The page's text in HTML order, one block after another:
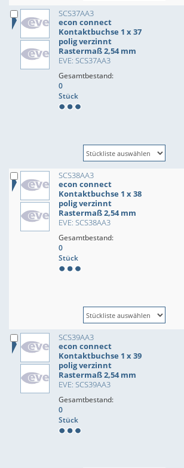
SCS37AA3
econ connect
Kontaktbuchse 1 x 37
polig verzinnt
Rastermaß 2,54 mm
EVE: SCS37AA3
Gesamtbestand:
0
Stück
SCS38AA3
econ connect
Kontaktbuchse 1 x 38
polig verzinnt
Rastermaß 2,54 mm
EVE: SCS38AA3
Gesamtbestand:
0
Stück
SCS39AA3
econ connect
Kontaktbuchse 1 x 39
polig verzinnt
Rastermaß 2,54 mm
EVE: SCS39AA3
Gesamtbestand:
0
Stück